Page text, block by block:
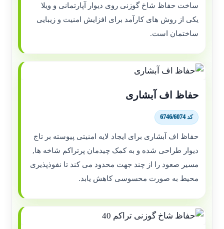
ساخت حفاظ شاخ گوزنی روی دیوار آپارتمانی و ویلا
یکی از روش های کارآمد برای افزایش امنیت و زیبایی
ساختمان است.
حفاظ اف آبشاری
کد 6746/6074
حفاظ اف آبشاری برای ایجاد لایه امنیتی پیوسته بر تاج
دیوار طراحی شده و به کمک چیدمان پرتراکم شاخه ها,
مسیر صعود را از چند جهت محدود می کند تا نفوذپذیری
محیط به صورت محسوسی کاهش یابد.